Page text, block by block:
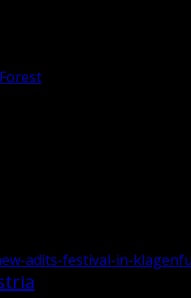
adits-festival-in-